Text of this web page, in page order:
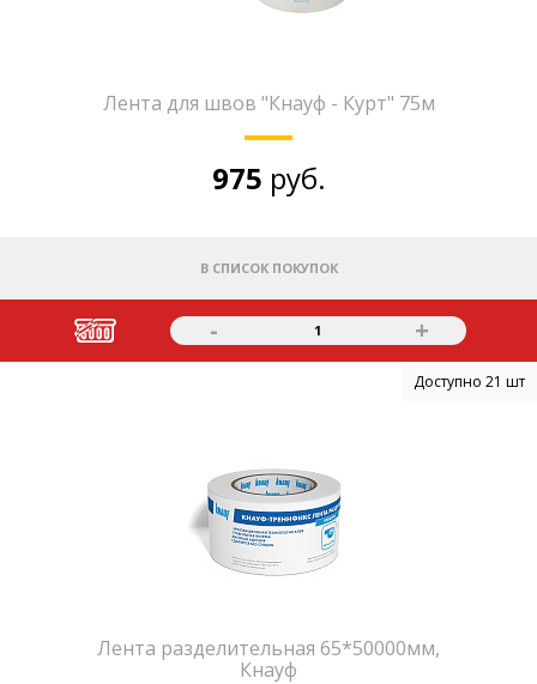
Лента для швов "Кнауф - Курт" 75м
975 руб.
В СПИСОК ПОКУПОК
- 1 +
Доступно 21 шт
Лента разделительная 65*50000мм,
Кнауф